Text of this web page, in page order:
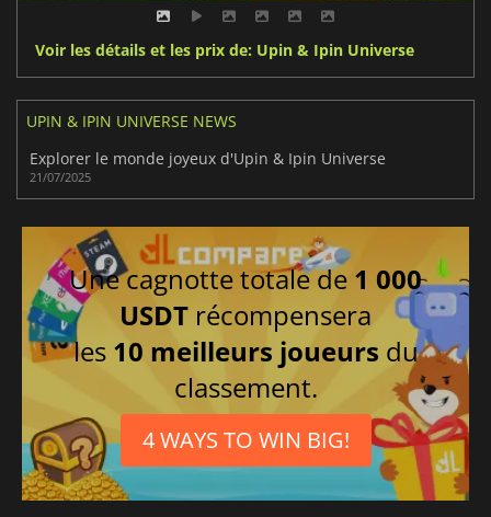
Voir les détails et les prix de: Upin & Ipin Universe
UPIN & IPIN UNIVERSE NEWS
Explorer le monde joyeux d'Upin & Ipin Universe
21/07/2025
Une cagnotte totale de 1 000
USDT récompensera
les 10 meilleurs joueurs du
classement.
4 WAYS TO WIN BIG!